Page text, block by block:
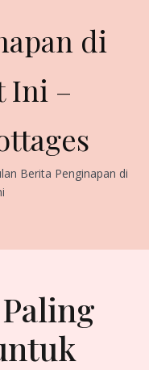
di
Ini –
Berita Penginapan di